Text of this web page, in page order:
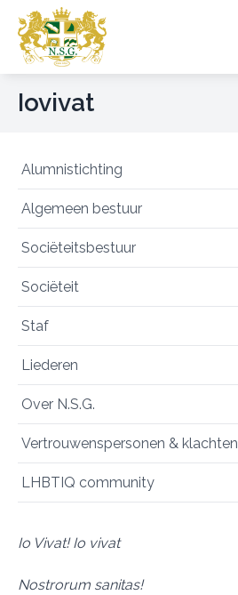
Iovivat
Alumnistichting
Algemeen bestuur
Sociëteitsbestuur
Sociëteit
Staf
Liederen
Over N.S.G.
Vertrouwenspersonen & klachten
LHBTIQ community
Io Vivat! Io vivat
Nostrorum sanitas!